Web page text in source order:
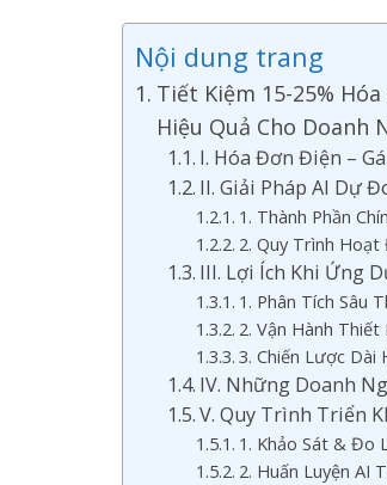
Nội dung trang
Tiết Kiệm 15-25%
Hiệu Quả Cho Doanh
I. Hóa Đơn Điện –
II. Giải Pháp AI Dự
1. Thành Phần
2. Quy Trình
III. Lợi Ích Khi Ứng
1. Phân Tích Sâu
2. Vận Hành
3. Chiến Lược Dài
IV. Những Doanh
V. Quy Trình Triển
1. Khảo Sát & Đo
2. Huấn Luyện AI